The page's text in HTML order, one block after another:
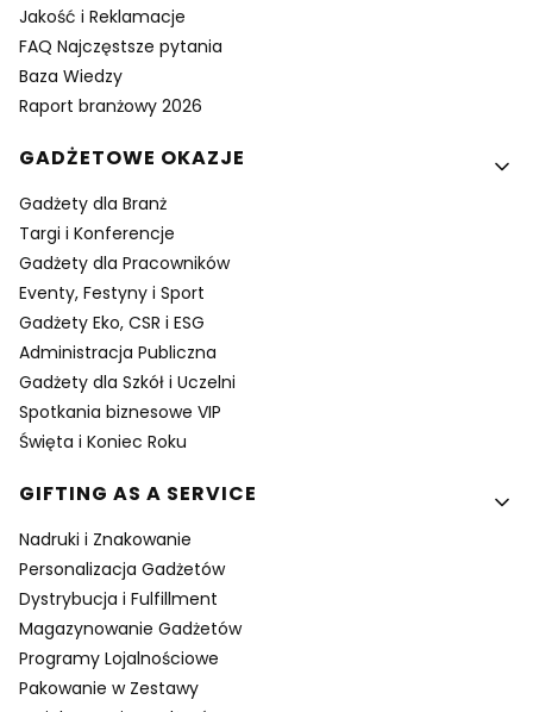
Jakość i Reklamacje
FAQ Najczęstsze pytania
Baza Wiedzy
Raport branżowy 2026
GADŻETOWE OKAZJE
Gadżety dla Branż
Targi i Konferencje
Gadżety dla Pracowników
Eventy, Festyny i Sport
Gadżety Eko, CSR i ESG
Administracja Publiczna
Gadżety dla Szkół i Uczelni
Spotkania biznesowe VIP
Święta i Koniec Roku
GIFTING AS A SERVICE
Nadruki i Znakowanie
Personalizacja Gadżetów
Dystrybucja i Fulfillment
Magazynowanie Gadżetów
Programy Lojalnościowe
Pakowanie w Zestawy